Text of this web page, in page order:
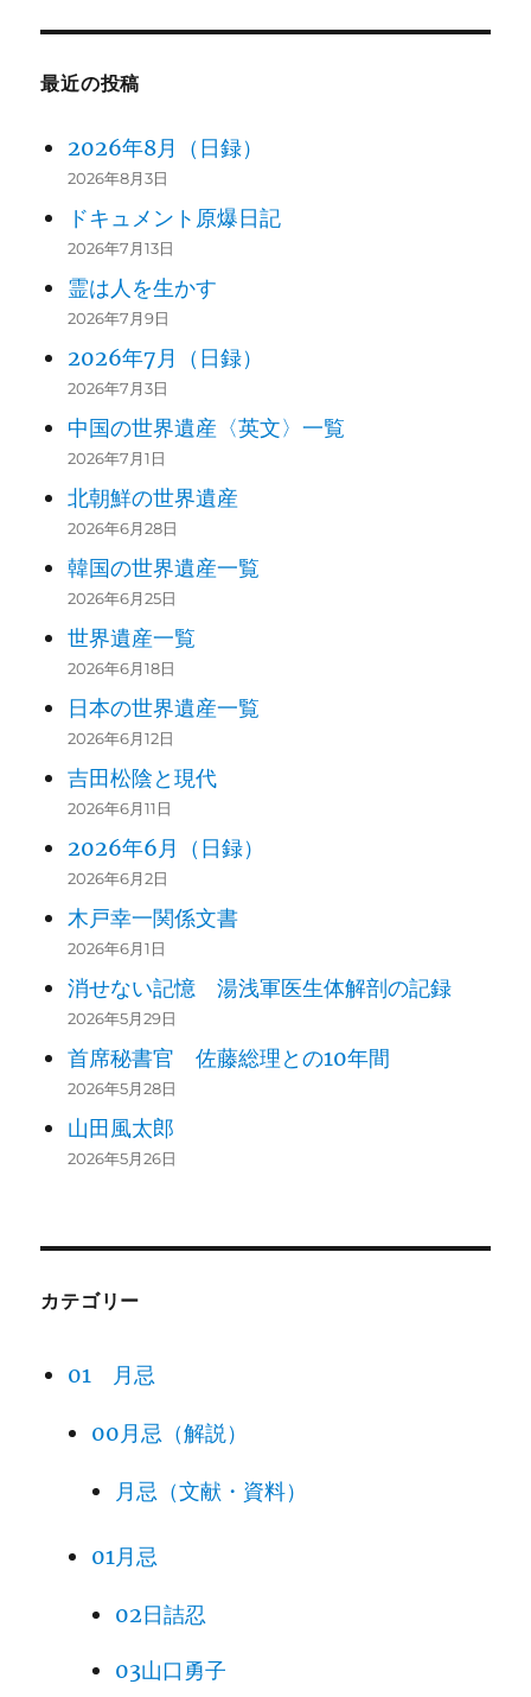
最近の投稿
2026年8月（日録）
2026年8月3日
ドキュメント原爆日記
2026年7月13日
霊は人を生かす
2026年7月9日
2026年7月（日録）
2026年7月3日
中国の世界遺産〈英文〉一覧
2026年7月1日
北朝鮮の世界遺産
2026年6月28日
韓国の世界遺産一覧
2026年6月25日
世界遺産一覧
2026年6月18日
日本の世界遺産一覧
2026年6月12日
吉田松陰と現代
2026年6月11日
2026年6月（日録）
2026年6月2日
木戸幸一関係文書
2026年6月1日
消せない記憶 湯浅軍医生体解剖の記録
2026年5月29日
首席秘書官 佐藤総理との10年間
2026年5月28日
山田風太郎
2026年5月26日
カテゴリー
01 月忌
00月忌（解説）
月忌（文献・資料）
01月忌
02日詰忍
03山口勇子